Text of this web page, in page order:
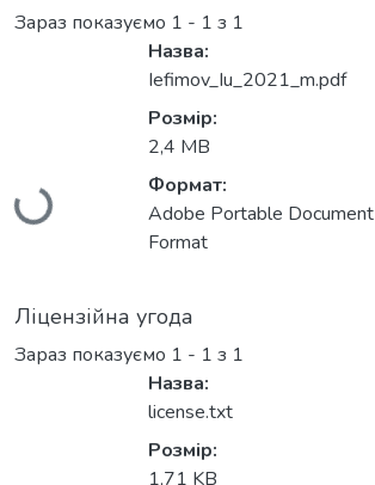
Зараз показуємо 1 - 1 з 1
Вантажиться...
Назва:
Iefimov_Iu_2021_m.pdf
Розмір:
2,4 MB
Формат:
Adobe Portable Document
Format
Ліцензійна угода
Зараз показуємо 1 - 1 з 1
Назва:
license.txt
Розмір:
1,71 KB